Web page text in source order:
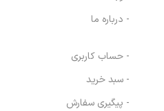
- درباره ما
- حساب کاربری
- سبد خرید
- پیگیری سفارش